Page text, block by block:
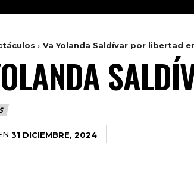
Va Yolanda Saldívar por libertad
31 DICIEMBRE, 2024